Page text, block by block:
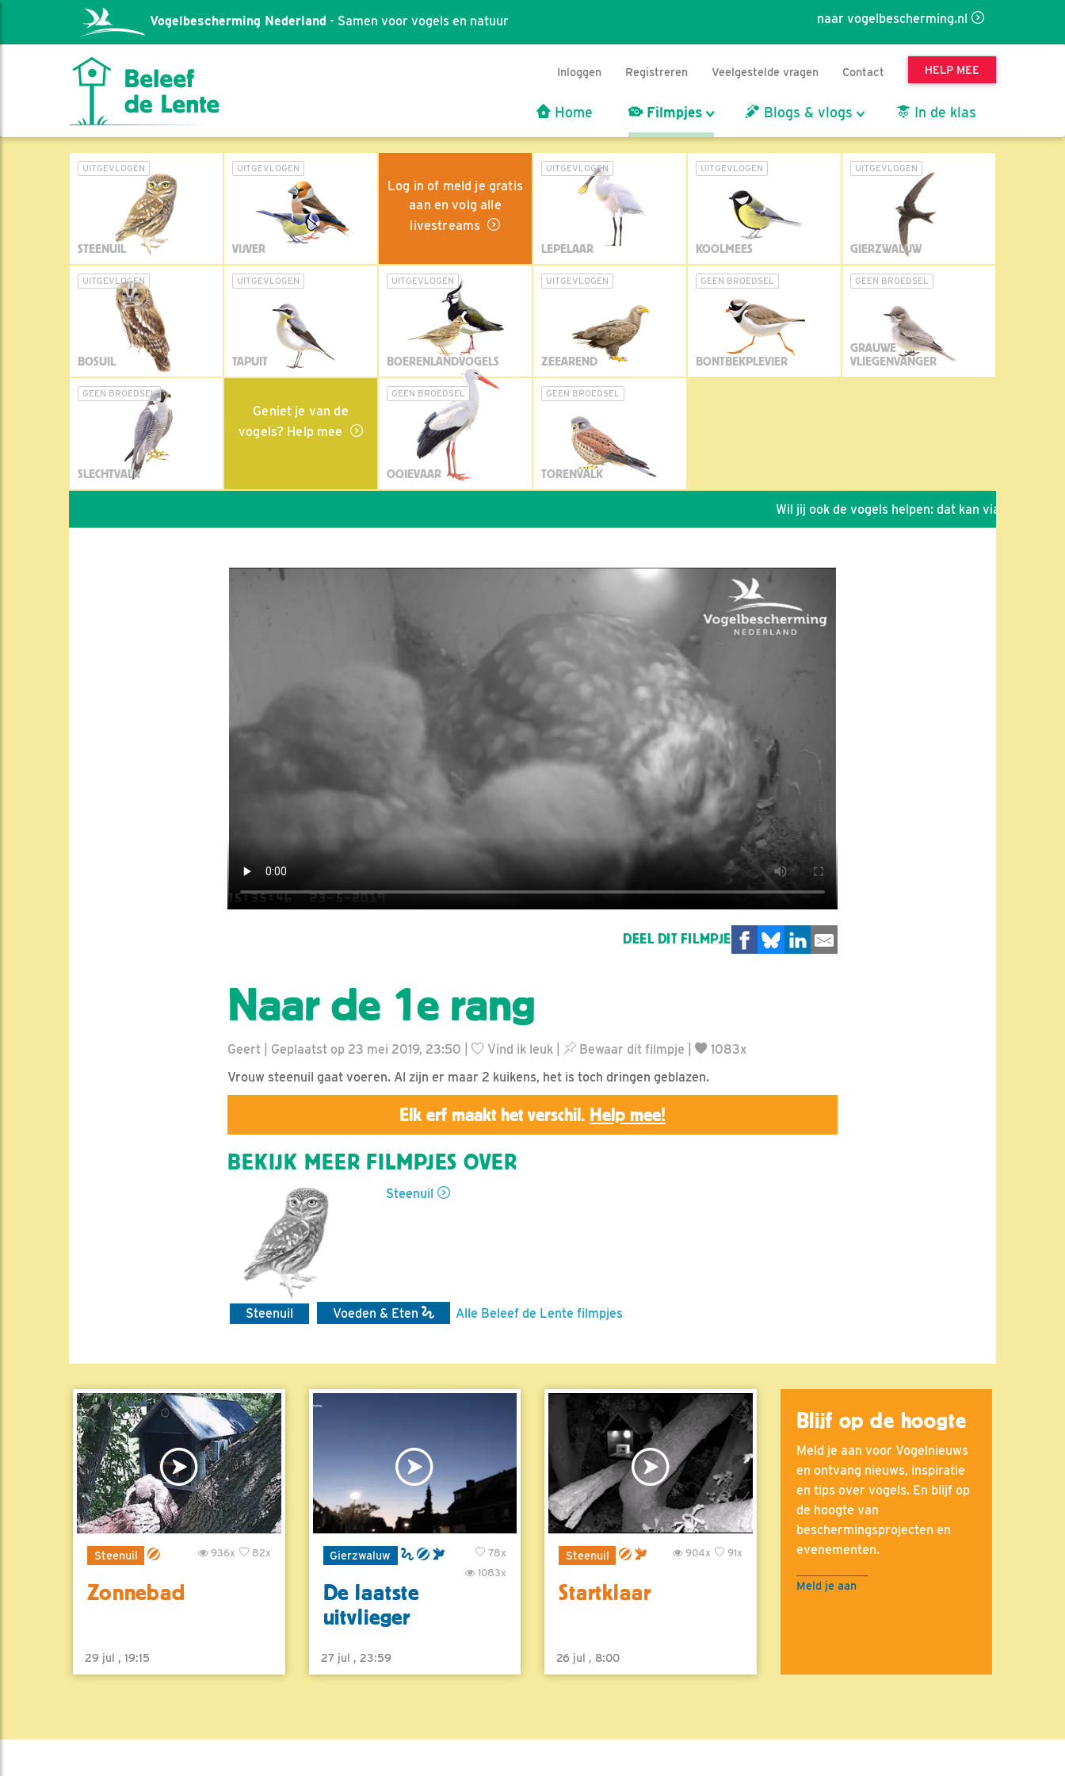
naar vogelbescherming.nl
Vogelbescherming Nederland - Samen voor vogels en natuur
Inloggen Registreren Veelgestelde vragen Contact HELP MEE
Home Filmpjes Blogs & vlogs In de klas
UITGEVLOGEN
STEENUIL
UITGEVLOGEN
VIJVER
Log in of meld je gratis
aan en volg alle
livestreams
UITGEVLOGEN
LEPELAAR
UITGEVLOGEN
KOOLMEES
UITGEVLOGEN
GIERZWALUW
UITGEVLOGEN
BOSUIL
UITGEVLOGEN
TAPUIT
UITGEVLOGEN
BOERENLANDVOGELS
UITGEVLOGEN
ZEEAREND
GEEN BROEDSEL
BONTBEKPLEVIER
GEEN BROEDSEL
GRAUWE
VLIEGENVANGER
GEEN BROEDSEL
SLECHTVALK
Geniet je van de
vogels? Help mee
GEEN BROEDSEL
OOIEVAAR
GEEN BROEDSEL
TORENVALK
Wil jij ook de vogels helpen: dat kan via de link!
DEEL DIT FILMPJE
Naar de 1e rang
Geert | Geplaatst op 23 mei 2019, 23:50 | Vind ik leuk Bewaar dit filmpje
1083x
Vrouw steenuil gaat voeren. Al zijn er maar 2 kuikens, het is toch dringen geblazen.
Elk erf maakt het verschil. Help mee!
BEKIJK MEER FILMPJES OVER
Steenuil
Steenuil Voeden & Eten Alle Beleef de Lente filmpjes
Steenuil 82x
936x
Zonnebad
29 jul , 19:15
Gierzwaluw
78x
1083x
De laatste
uitvlieger
27 jul , 23:59
Steenuil 91x
904x
Startklaar
26 jul , 8:00
Blijf op de hoogte
Meld je aan voor Vogelnieuws
en ontvang nieuws, inspiratie
en tips over vogels. En blijf op
de hoogte van
beschermingsprojecten en
evenementen.
Meld je aan